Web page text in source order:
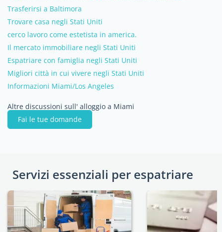
Trasferirsi a Baltimora
Trovare casa negli Stati Uniti
cerco lavoro come estetista in america.
Il mercato immobiliare negli Stati Uniti
Espatriare con famiglia negli Stati Uniti
Migliori città in cui vivere negli Stati Uniti
Informazioni Miami/Los Angeles
Altre discussioni sull' alloggio a Miami
Fai le tue domande
Servizi essenziali per espatriare